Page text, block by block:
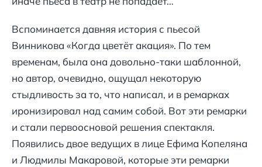
Вспоминается давняя история с пьесой
Винникова «Когда цветёт акация». По тем
временам, была она довольно-таки шаблонной,
но автор, очевидно, ощущал некоторую
стыдливость за то, что написал, и в ремарках
иронизировал над самим собой. Вот эти ремарки
и стали первоосновой решения спектакля.
Появились двое ведущих в лице Ефима Копеляна
и Людмилы Макаровой, которые эти ремарки